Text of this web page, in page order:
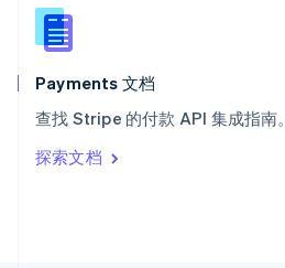
Payments 文档
查找 Stripe 的付款 API 集成指南。
探索文档
新西兰
English
匈牙利
English
ItalianoEnglish
印度
English